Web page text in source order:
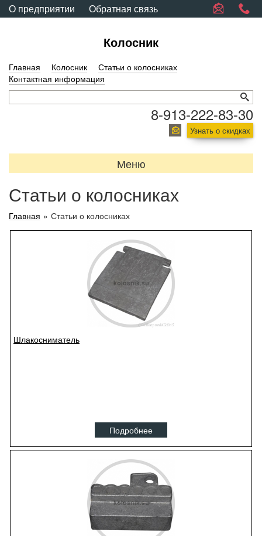
О предприятии Обратная связь
Колосник
Главная Колосник
Статьи о колосниках
Контактная информация
8-913-222-83-30
Узнать о скидках
Меню
Статьи о колосниках
Главная » Статьи о колосниках
Шлакосниматель
Подробнее